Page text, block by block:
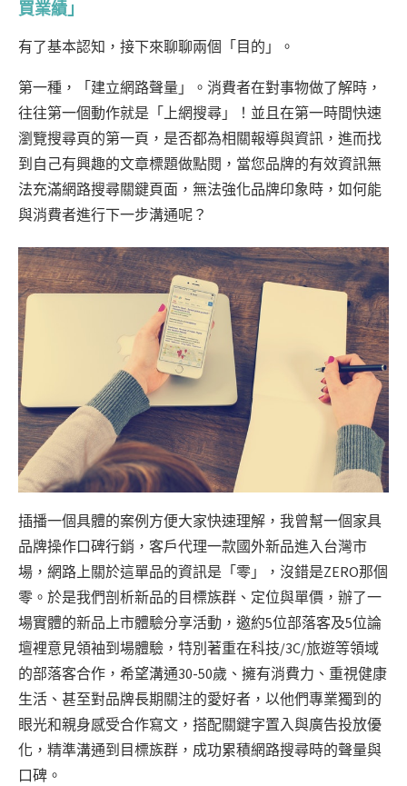
買業績」
有了基本認知，接下來聊聊兩個「目的」。
第一種，「建立網路聲量」。消費者在對事物做了解時，
往往第一個動作就是「上網搜尋」
！並且在第一時間快速
瀏覽搜尋頁的第一頁，是否都為相關報導與資訊，進而找
到自己有興趣的文章標題做點閱，當您品牌的有效資訊無
法充滿網路搜尋關鍵頁面，無法強化品牌印象時，如何能
與消費者進行下一步溝通呢？
插播一個具體的案例方便大家快速理解，我曾幫一個家具
品牌操作口碑行銷，客戶代理一款國外新品進入台灣市
場，網路上關於這單品的資訊是「零」，沒錯是ZERO那個
零。於是我們剖析新品的目標族群、定位與單價，辦了一
場實體的新品上市體驗分享活動，邀約5位部落客及5位論
壇裡意見領袖到場體驗，特別著重在科技/3C/旅遊等領域
的部落客合作，希望溝通30-50歲、擁有消費力、重視健康
生活、甚至對品牌長期關注的愛好者，以他們專業獨到的
眼光和親身感受合作寫文，搭配關鍵字置入與廣告投放優
化，精準溝通到目標族群，成功累積網路搜尋時的聲量與
口碑。